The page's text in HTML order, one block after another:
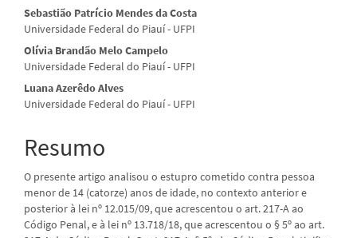
Conteúdo
do
artigo
principal
Sebastião Patrício Mendes da Costa
Universidade Federal do Piauí - UFPI
Olívia Brandão Melo Campelo
Universidade Federal do Piauí - UFPI
Luana Azerêdo Alves
Universidade Federal do Piauí - UFPI
Resumo
O presente artigo analisou o estupro cometido contra pessoa
menor de 14 (catorze) anos de idade, no contexto anterior e
posterior à lei nº 12.015/09, que acrescentou o art. 217-A ao
Código Penal, e à lei nº 13.718/18, que acrescentou o § 5º ao art.